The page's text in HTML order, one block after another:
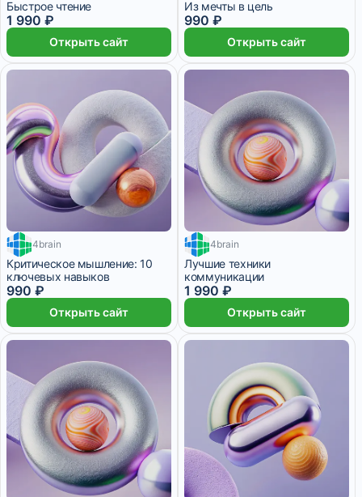
Быстрое чтение
1 990 ₽
Открыть сайт
Из мечты в цель
990 ₽
Открыть сайт
4brain
Критическое мышление: 10
ключевых навыков
990 ₽
Открыть сайт
2 месяца
4brain
Лучшие техники
коммуникации
1 990 ₽
Открыть сайт